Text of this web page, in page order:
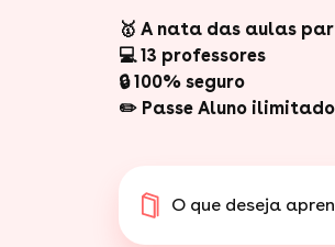
🥇 A nata das aulas
💻 13 professores
🔒 100% seguro
✏️ Passe Aluno ilimitado
O que deseja